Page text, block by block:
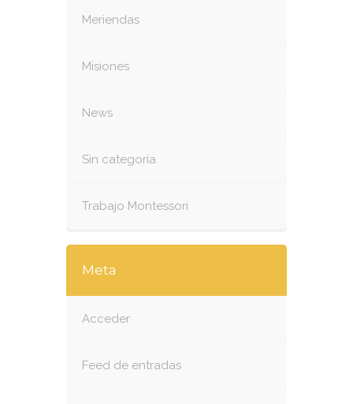
Meriendas
Misiones
News
Sin categoría
Trabajo Montessori
Meta
Acceder
Feed de entradas